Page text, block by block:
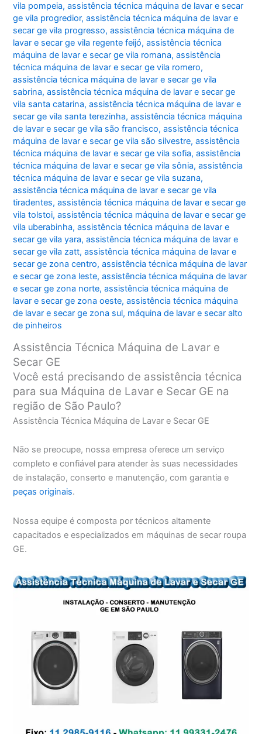
vila pompeia,assistência técnica máquina de lavar e secar
ge vila progredior,assistência técnica máquina de lavar e
secar ge vila progresso,assistência técnica máquina de
lavar e secar ge vila regente feijó,assistência técnica
máquina de lavar e secar ge vila romana,assistência
técnica máquina de lavar e secar ge vila romero,
assistência técnica máquina de lavar e secar ge vila
sabrina,assistência técnica máquina de lavar e secar ge
vila santa catarina,assistência técnica máquina de lavar e
secar ge vila santa terezinha,assistência técnica máquina
de lavar e secar ge vila são francisco,assistência técnica
máquina de lavar e secar ge vila são silvestre,assistência
técnica máquina de lavar e secar ge vila sofia,assistência
técnica máquina de lavar e secar ge vila sônia,assistência
técnica máquina de lavar e secar ge vila suzana,
assistência técnica máquina de lavar e secar ge vila
tiradentes,assistência técnica máquina de lavar e secar ge
vila tolstoi,assistência técnica máquina de lavar e secar ge
vila uberabinha,assistência técnica máquina de lavar e
secar ge vila yara,assistência técnica máquina de lavar e
secar ge vila zatt,assistência técnica máquina de lavar e
secar ge zona centro,assistência técnica máquina de lavar
e secar ge zona leste,assistência técnica máquina de lavar
e secar ge zona norte,assistência técnica máquina de
lavar e secar ge zona oeste,assistência técnica máquina
de lavar e secar ge zona sul, máquina de lavar e secar alto
de pinheiros
Assistência Técnica Máquina de Lavar e
Secar GE
Você está precisando de assistência técnica
para sua Máquina de Lavar e Secar GE na
região de São Paulo?
Assistência Técnica Máquina de Lavar e Secar GE
Não se preocupe, nossa empresa oferece um serviço
completo e confiável para atender às suas necessidades
de instalação, conserto e manutenção, com garantia e
peças originais.
Nossa equipe é composta por técnicos altamente
capacitados e especializados em máquinas de secar roupa
GE.